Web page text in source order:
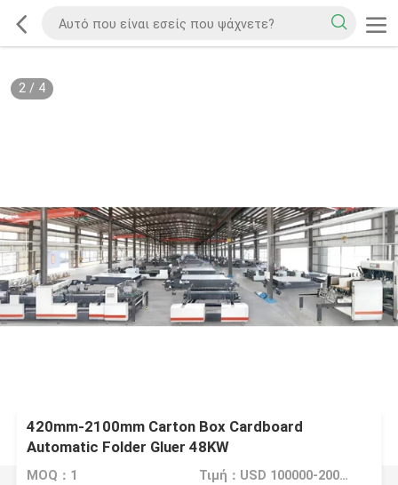
2/ 4
420mm-2100mm Carton Box Cardboard
Automatic Folder Gluer 48KW
MOQ：1 Τιμή：USD 100000-200000/SET